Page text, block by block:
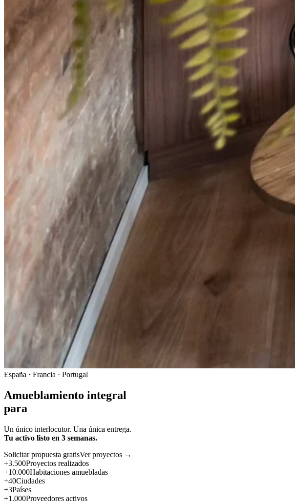
España · Francia · Portugal
Amueblamiento integral
para
Un único interlocutor. Una única entrega.
Tu activo listo en 3 semanas.
Solicitar propuesta gratisVer proyectos →
+3.500Proyectos realizados
+10.000Habitaciones amuebladas
+40Ciudades
+3Países
+1.000Proveedores activos